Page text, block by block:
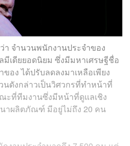
า จำนวนพนักงานประจำของ
มีเดียยอดนิยม ซึ่งมีมหาเศรษฐีชื่อ
ของ ได้ปรับลดลงมาเหลือเพียง
นดังกล่าวเป็นวิศวกรที่ทำหน้าที่
ะที่ทีมงานซึ่งมีหน้าที่ดูแลเชิง
าผลิตภัณฑ์ มีอยู่ไม่ถึง 20 คน